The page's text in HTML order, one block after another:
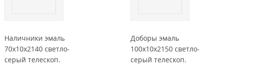
Наличники эмаль
70x10x2140 светло-
серый телескоп.
Доборы эмаль
100x10x2150 светло-
серый телескоп.